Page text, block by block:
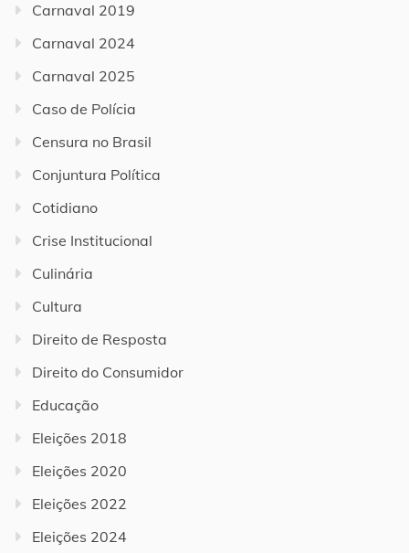
Carnaval 2019
Carnaval 2024
Carnaval 2025
Caso de Polícia
Censura no Brasil
Conjuntura Política
Cotidiano
Crise Institucional
Culinária
Cultura
Direito de Resposta
Direito do Consumidor
Educação
Eleições 2018
Eleições 2020
Eleições 2022
Eleições 2024